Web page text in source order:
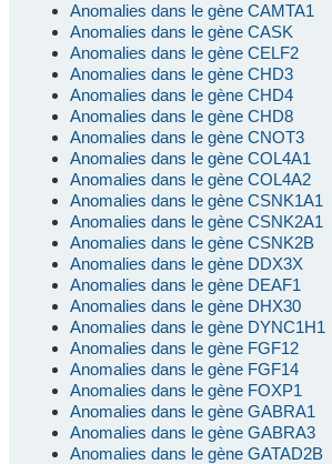
Anomalies dans le gène CAMTA1
Anomalies dans le gène CASK
Anomalies dans le gène CELF2
Anomalies dans le gène CHD3
Anomalies dans le gène CHD4
Anomalies dans le gène CHD8
Anomalies dans le gène CNOT3
Anomalies dans le gène COL4A1
Anomalies dans le gène COL4A2
Anomalies dans le gène CSNK1A1
Anomalies dans le gène CSNK2A1
Anomalies dans le gène CSNK2B
Anomalies dans le gène DDX3X
Anomalies dans le gène DEAF1
Anomalies dans le gène DHX30
Anomalies dans le gène DYNC1H1
Anomalies dans le gène FGF12
Anomalies dans le gène FGF14
Anomalies dans le gène FOXP1
Anomalies dans le gène GABRA1
Anomalies dans le gène GABRA3
Anomalies dans le gène GATAD2B